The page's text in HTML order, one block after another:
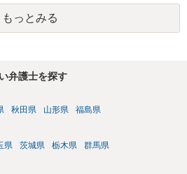
もっとみる
弁護士を探す
秋田県 山形県 福島県
県 茨城県 栃木県 群馬県